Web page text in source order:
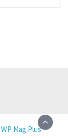
Mag Plus